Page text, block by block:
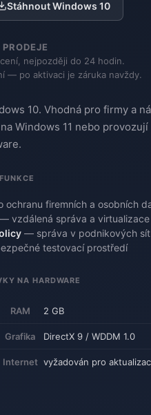
Stáhnout Windows 10
nejpozději do 24 hodin.
— po aktivaci je záruka navždy.
10. Vhodná pro firmy a
Windows 11 nebo
firemních a osobních
vzdálená správa a virtualizace
— správa v podnikových
testovací prostředí
NA HARDWARE
RAM 2 GB
Grafika DirectX 9 / WDDM 1.0
Internet vyžadován pro